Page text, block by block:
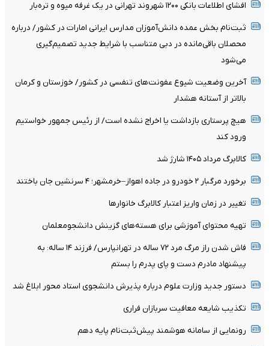
افشای اطلاعات بانکی ۱۲۰۰ شهروند تهرانی در یک غرفه میوه و تره‌بار
ثبت‌نام بخش عمده دانش‌آموزان مدارس ایرانی امارات در کشور/ درباره
محصلان باقی‌مانده در دبی متناسب با شرایط جدید تصمیم‌گیری
می‌شود
آخرین وضعیت شیوع عفونت‌های تنفسی در کشور/ خوزستان و کرمان
بالاتر از آستانه هشدار
هیچ پرستاری بازداشت یا اخراج نشده است/ از رئیس جمهور خواستیم
ورود کند
کالابرگ مرداد ۱۴۰۵ شارژ شد
برخورد مرگبار ۲ خودرو در جاده اهواز–خرمشهر؛ ۴ سرنشین جان باختند
تغییر در زمان واریز اعتبار کالابرگ خانوار‌ها
تهیه محتوای آموزشی برای هسته‌های گزینش دانشجومعلمان
فاش شدن راز مرگ مرد ۷۲ ساله در تهرانپارس/ فرزند ۱۴ ساله: به
پیشنهاد مادرم دست و پای پدرم را بستم
دستور جدید وزارت علوم درباره پذیرش دانشجوی استاد محور ابلاغ شد
تکذیب شایعه معافیت سربازان فراری
رونمایی از سامانه هوشمند پیش‌ثبت‌نام پایه دهم